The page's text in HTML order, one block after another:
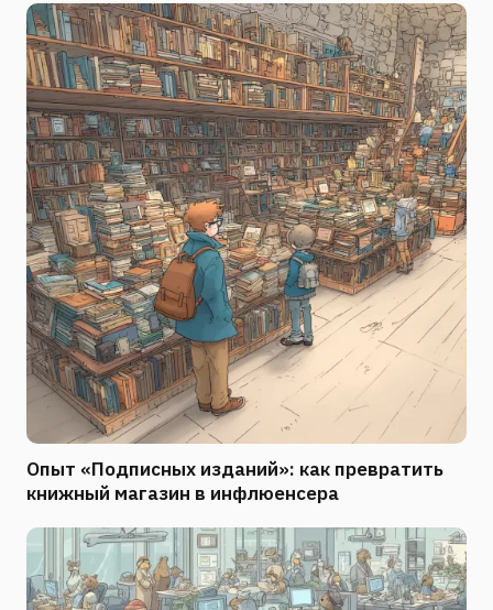
Опыт «Подписных изданий»: как превратить
книжный магазин в инфлюенсера